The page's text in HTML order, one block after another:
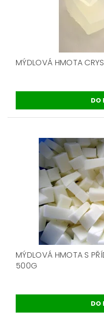
MÝDLOVÁ HMOTA
MÝDLOVÁ HMOTA S
500G